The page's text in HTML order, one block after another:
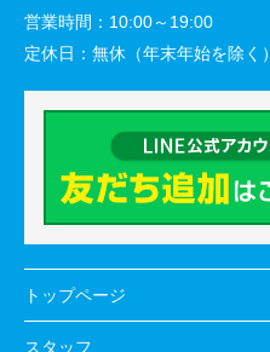
営業時間： 10:00～19:00
定休日： 無休（年末年始を除く）
トップページ
スタッフ